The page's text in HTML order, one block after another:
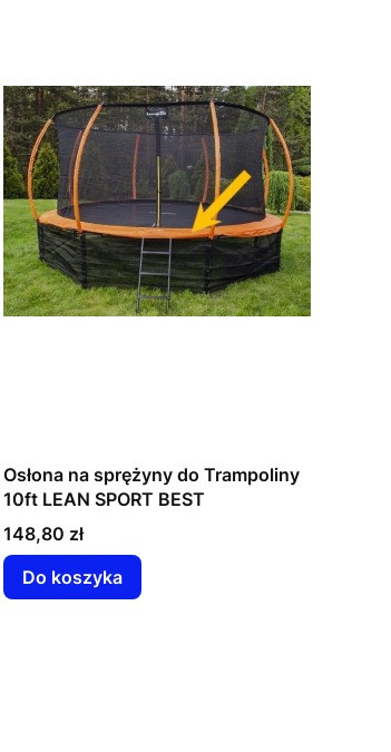
Osłona na sprężyny do Trampoliny
10ft LEAN SPORT BEST
Cena
148,80 zł
Do koszyka